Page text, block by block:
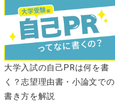
大学入試の自己PRは何を書
く？志望理由書・小論文での
書き方を解説